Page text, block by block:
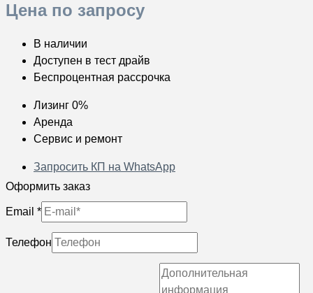
Цена по запросу
В наличии
Доступен в тест драйв
Беспроцентная рассрочка
Лизинг 0%
Аренда
Сервис и ремонт
Запросить КП на WhatsApp
Оформить заказ
Email *
Телефон